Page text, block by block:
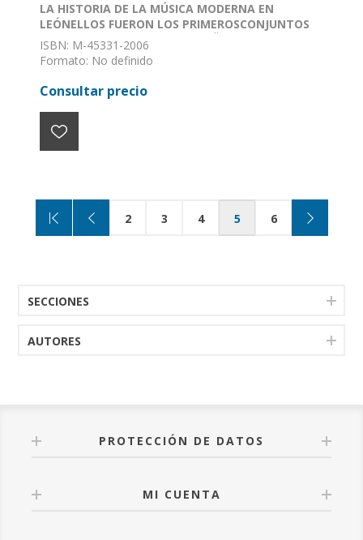
LA HISTORIA DE LA MÚSICA MODERNA EN
LEÓNELLOS FUERON LOS PRIMEROSCONJUNTOS
PIONEROS LEONESES DE LOS AÑOS SESENTA
ISBN: M-45331-2006
Formato: No definido
Consultar precio
2 3 4 5 6
SECCIONES
AUTORES
PROTECCIÓN DE DATOS
MI CUENTA